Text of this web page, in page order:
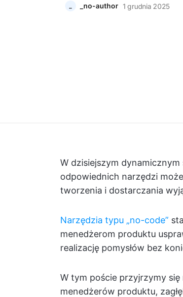
_no-author 1 grudnia 2025
W dzisiejszym
odpowiednich narzędzi
tworzenia i dostarczania
Narzędzia typu „no-code”
menedżerom produktu
realizację pomysłów bez
W tym poście przyjrzymy
menedżerów produktu,